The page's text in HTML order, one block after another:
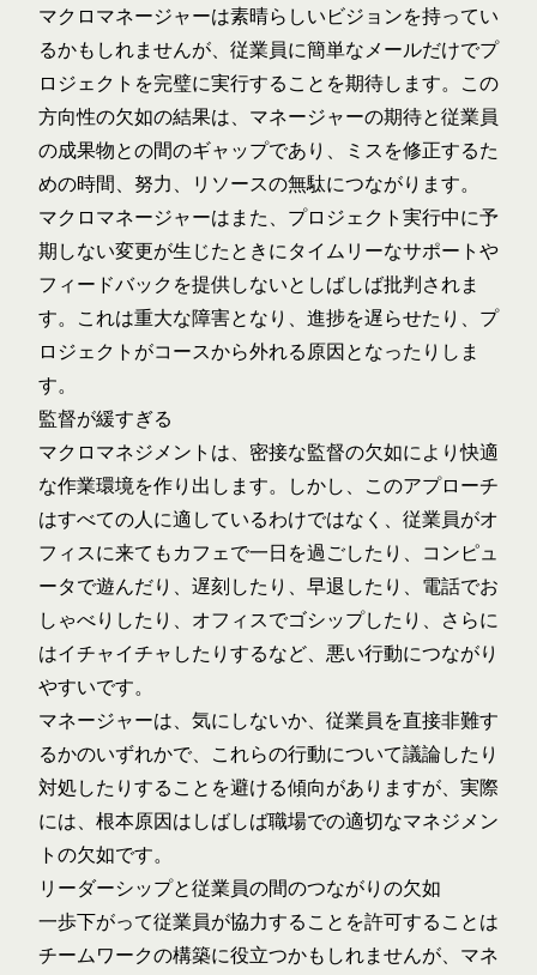
マクロマネージャーは素晴らしいビジョンを持ってい
るかもしれませんが、従業員に簡単なメールだけでプ
ロジェクトを完璧に実行することを期待します。この
方向性の欠如の結果は、マネージャーの期待と従業員
の成果物との間のギャップであり、ミスを修正するた
めの時間、努力、リソースの無駄につながります。
マクロマネージャーはまた、プロジェクト実行中に予
期しない変更が生じたときにタイムリーなサポートや
フィードバックを提供しないとしばしば批判されま
す。これは重大な障害となり、進捗を遅らせたり、プ
ロジェクトがコースから外れる原因となったりしま
す。
監督が緩すぎる
マクロマネジメントは、密接な監督の欠如により快適
な作業環境を作り出します。しかし、このアプローチ
はすべての人に適しているわけではなく、従業員がオ
フィスに来てもカフェで一日を過ごしたり、コンピュ
ータで遊んだり、遅刻したり、早退したり、電話でお
しゃべりしたり、オフィスでゴシップしたり、さらに
はイチャイチャしたりするなど、悪い行動につながり
やすいです。
マネージャーは、気にしないか、従業員を直接非難す
るかのいずれかで、これらの行動について議論したり
対処したりすることを避ける傾向がありますが、実際
には、根本原因はしばしば職場での適切なマネジメン
トの欠如です。
リーダーシップと従業員の間のつながりの欠如
一歩下がって従業員が協力することを許可することは
チームワークの構築に役立つかもしれませんが、マネ